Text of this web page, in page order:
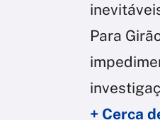
Para
+ Cerca